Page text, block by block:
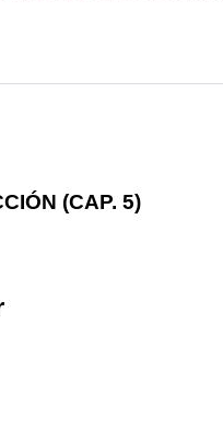
(CAP. 5)